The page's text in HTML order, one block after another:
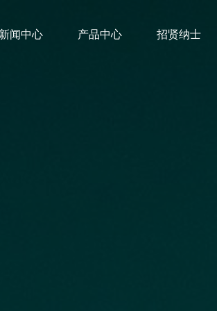
新闻中心 产品中心 招贤纳士